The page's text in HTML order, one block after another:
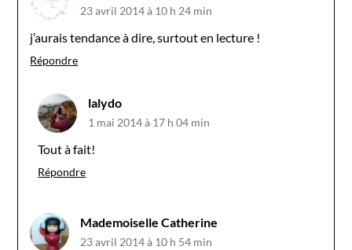
23 avril 2014 à 10 h 24 min
j’aurais tendance à dire, surtout en lecture !
Répondre
lalydo
1 mai 2014 à 17 h 04 min
Tout à fait!
Répondre
Mademoiselle Catherine
23 avril 2014 à 10 h 54 min